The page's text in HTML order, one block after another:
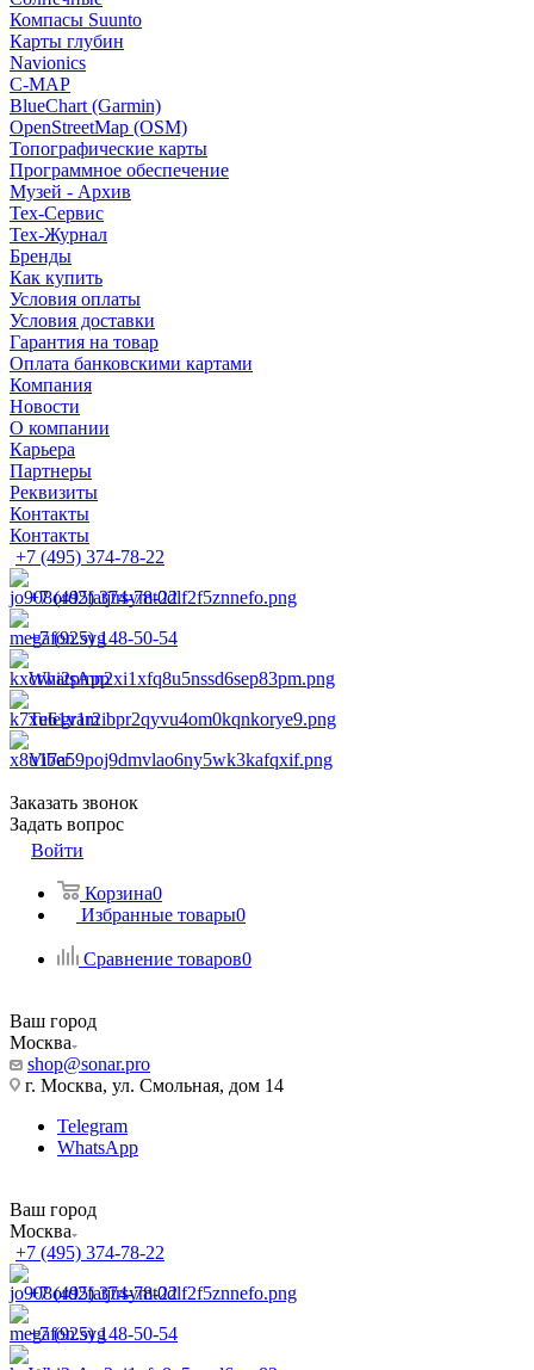
Компасы Suunto
Карты глубин
Navionics
C-MAP
BlueChart (Garmin)
OpenStreetMap (OSM)
Топографические карты
Программное обеспечение
Музей - Архив
Tex-Сервис
Тех-Журнал
Бренды
Как купить
Условия оплаты
Условия доставки
Гарантия на товар
Оплата банковскими картами
Компания
Новости
О компании
Карьера
Партнеры
Реквизиты
Контакты
Контакты
+7 (495) 374-78-22
+7 (495) 374-78-22
+7 (925) 148-50-54
WhatsApp
Telegram
Viber
Заказать звонок
Задать вопрос
Войти
Корзина0
Избранные товары0
Сравнение товаров0
Ваш город
Москва
shop@sonar.pro
г. Москва, ул. Смольная, дом 14
Telegram
WhatsApp
Ваш город
Москва
+7 (495) 374-78-22
+7 (495) 374-78-22
+7 (925) 148-50-54